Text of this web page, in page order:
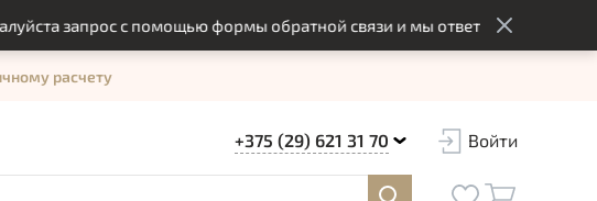
запрос с помощью формы обратной связи и мы ответим вам в
расчету
+375 (29) 621 31 70 Войти